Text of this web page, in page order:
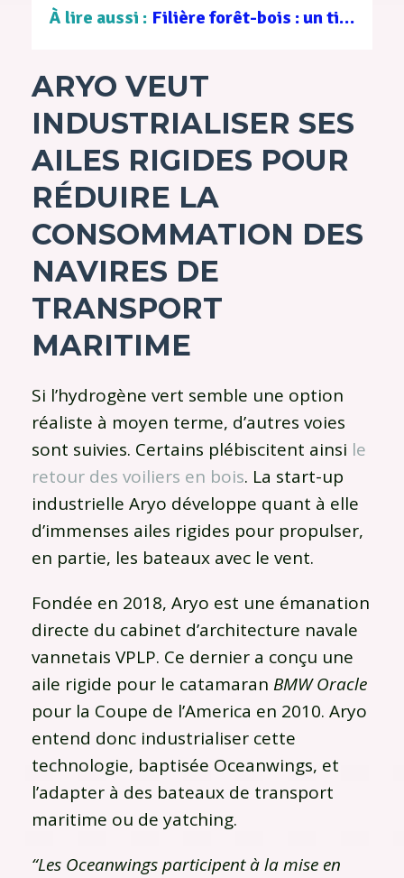
À lire aussi : Filière forêt-bois : un tissu d’entreprises au service d’une gestion durable
ARYO VEUT
INDUSTRIALISER SES
AILES RIGIDES POUR
RÉDUIRE LA
CONSOMMATION DES
NAVIRES DE
TRANSPORT
MARITIME
Si l’hydrogène vert semble une option
réaliste à moyen terme, d’autres voies
sont suivies. Certains plébiscitent ainsi le
retour des voiliers en bois. La start-up
industrielle Aryo développe quant à elle
d’immenses ailes rigides pour propulser,
en partie, les bateaux avec le vent.
Fondée en 2018, Aryo est une émanation
directe du cabinet d’architecture navale
vannetais VPLP. Ce dernier a conçu une
aile rigide pour le catamaran BMW Oracle
pour la Coupe de l’America en 2010. Aryo
entend donc industrialiser cette
technologie, baptisée Oceanwings, et
l’adapter à des bateaux de transport
maritime ou de yatching.
“Les Oceanwings participent à la mise en